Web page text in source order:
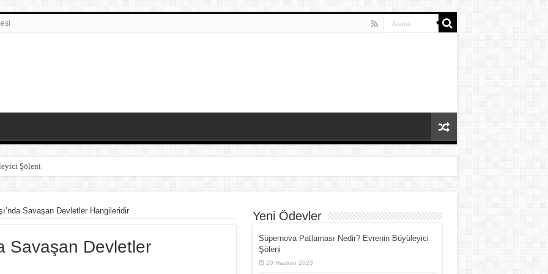
Şöleni
Avcılar
Verici Doğum Süreci
Savaşan Devletler Hangileridir
Savaşan Devletler
Yeni Ödevler
Süpernova Patlaması Nedir? Evrenin Büyüleyici
Şöleni
20 Haziran 2023